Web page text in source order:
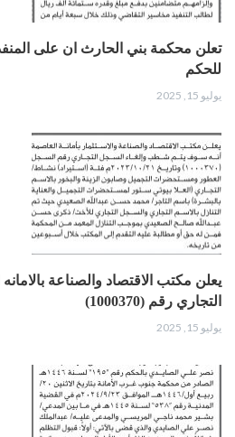
تعلن محكمة بني الحارث ان على
للحكم
يوليو 15, 2025
يعلن مكتب الاقتصاد والصناعة
التجاري رقم (1000370)
يوليو 15, 2025